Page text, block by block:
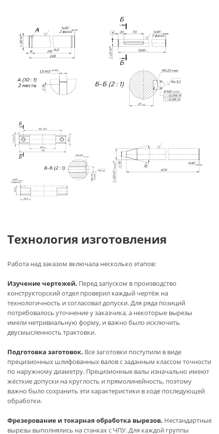
Технология изготовления
Работа над заказом включала несколько этапов:
Изучение чертежей. Перед запуском в производство
конструкторский отдел проверил каждый чертёж на
технологичность и согласовал допуски. Для ряда позиций
потребовалось уточнение у заказчика, а некоторые вырезы
имели нетривиальную форму, и важно было исключить
двусмысленность трактовки.
Подготовка заготовок. Все заготовки поступили в виде
прецизионных шлифованных валов с заданным классом точности
по наружному диаметру. Прецизионные валы изначально имеют
жёсткие допуски на круглость и прямолинейность, поэтому
важно было сохранить эти характеристики в ходе последующей
обработки.
Фрезерование и токарная обработка вырезов. Нестандартные
вырезы выполнялись на станках с ЧПУ. Для каждой группы